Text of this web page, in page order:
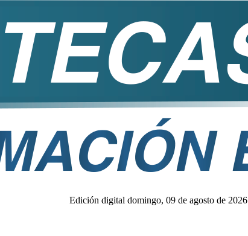
Edición digital domingo, 09 de agosto de 2026